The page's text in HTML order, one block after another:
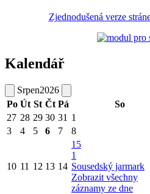
Zjednodušená verze
Kalendář
Srpen2026
Po Út St Čt Pá So
27 28 29 30 31 1
3
4 5 6 7 8
10 11 12 13 14
15
1
Sousedský jarmark
Zobrazit všechny
záznamy ze dne